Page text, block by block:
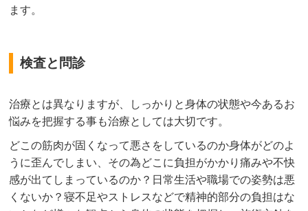
ます。
検査と問診
治療とは異なりますが、しっかりと身体の状態や今あるお
悩みを把握する事も治療としては大切です。
どこの筋肉が固くなって悪さをしているのか身体がどのよ
うに歪んでしまい、その為どこに負担がかかり痛みや不快
感が出てしまっているのか？日常生活や職場での姿勢は悪
くないか？寝不足やストレスなどで精神的部分の負担はな